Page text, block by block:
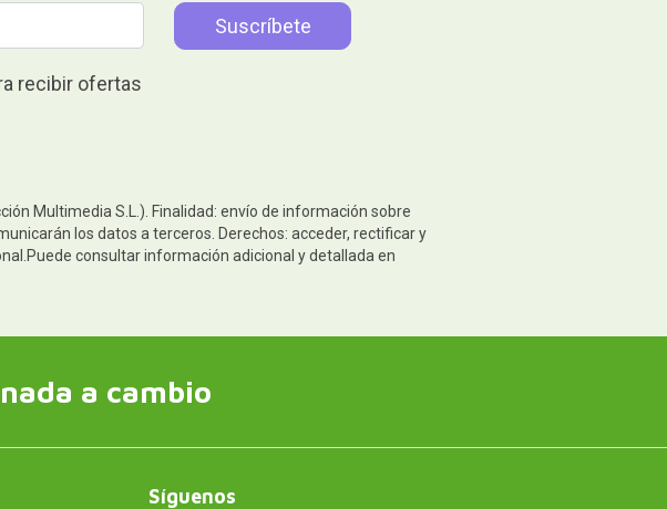
recibir ofertas
Multimedia S.L.). Finalidad: envío de información sobre
los datos a terceros. Derechos: acceder, rectificar y
consultar información adicional y detallada en
a cambio
Síguenos